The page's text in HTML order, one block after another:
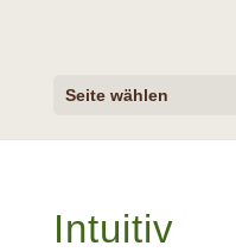
Seite wählen
Intuitiv